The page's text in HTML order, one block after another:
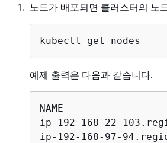
노드가 배포되면 클러스터의 노
kubectl get nodes
예제 출력은 다음과 같습니다.
NAME
ip-192-168-22-
ip-192-168-97-